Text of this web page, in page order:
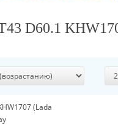
D60.1